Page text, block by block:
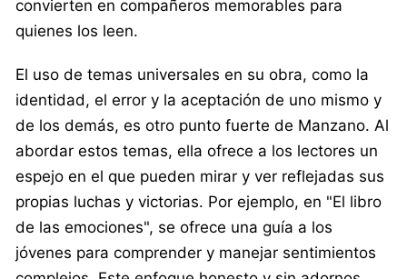
convierten en compañeros memorables para
quienes los leen.
El uso de temas universales en su obra, como la
identidad, el error y la aceptación de uno mismo y
de los demás, es otro punto fuerte de Manzano. Al
abordar estos temas, ella ofrece a los lectores un
espejo en el que pueden mirar y ver reflejadas sus
propias luchas y victorias. Por ejemplo, en "El libro
de las emociones", se ofrece una guía a los
jóvenes para comprender y manejar sentimientos